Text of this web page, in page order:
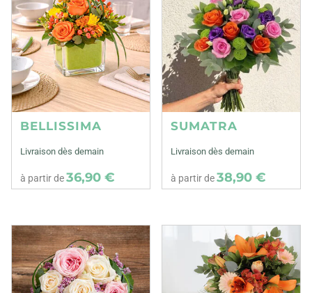
BELLISSIMA
Livraison dès demain
à partir de36,90 €
SUMATRA
Livraison dès demain
à partir de38,90 €